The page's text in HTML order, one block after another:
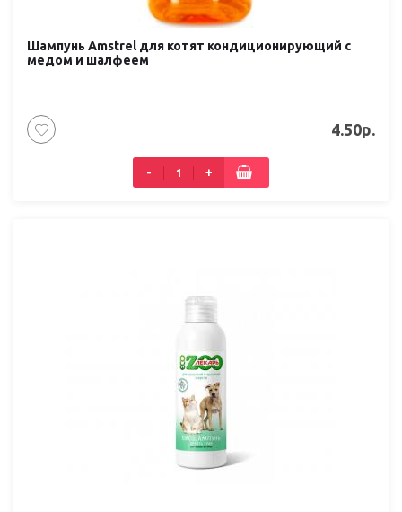
Шампунь Amstrel для котят кондиционирующий с
медом и шалфеем
4.50р.
- +